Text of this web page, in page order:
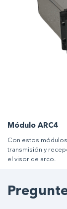
Módulo ARC4
Con estos
transmisión y
el visor de arco.